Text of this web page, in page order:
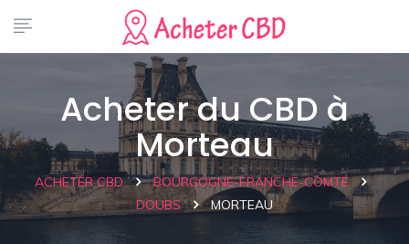
Acheter du CBD à
Morteau
ACHETER CBD
BOURGOGNE-FRANCHE-COMTÉ
DOUBS
MORTEAU